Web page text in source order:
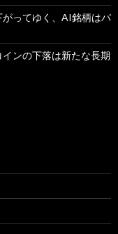
がってゆく、AI銘柄はバ
ンの下落は新たな長期